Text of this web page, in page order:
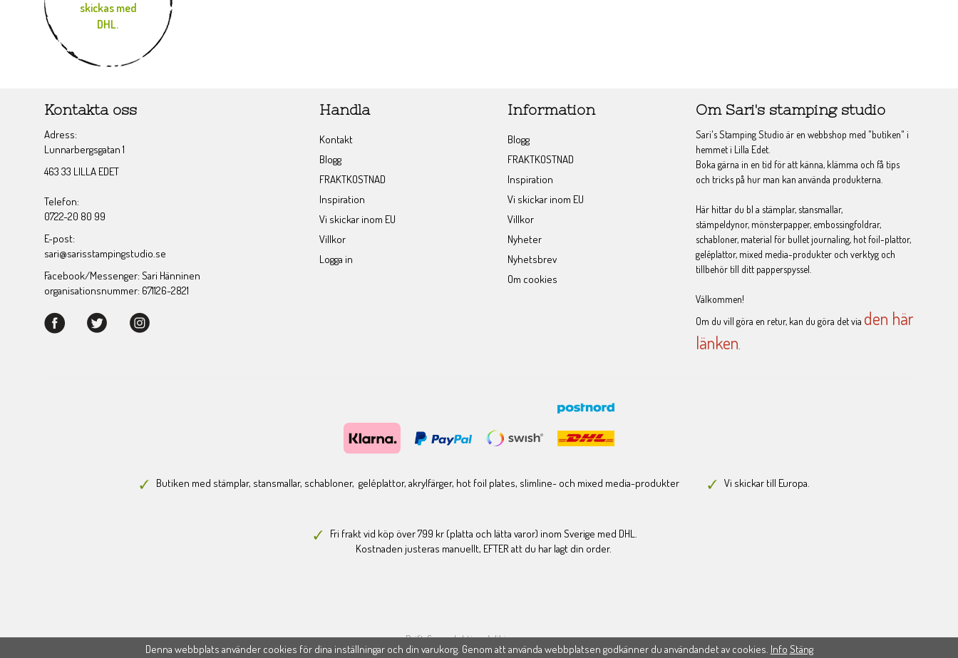
skickas med
DHL.
Kontakta oss
Adress:
Lunnarbergsgatan 1
463 33 LILLA EDET
Telefon:
0722-20 80 99
E-post:
sari@sarisstampingstudio.se
Facebook/Messenger: Sari Hänninen
organisationsnummer: 671126-2821
Handla
Kontakt
Blogg
FRAKTKOSTNAD
Inspiration
Vi skickar inom EU
Villkor
Logga in
Information
Blogg
FRAKTKOSTNAD
Inspiration
Vi skickar inom EU
Villkor
Nyheter
Nyhetsbrev
Om cookies
Om Sari's stamping studio
Sari's Stamping Studio är en webbshop med "butiken" i
hemmet i Lilla Edet.
Boka gärna in en tid för att känna, klämma och få tips
och tricks på hur man kan använda produkterna.
Här hittar du bl a stämplar, stansmallar,
stämpeldynor, mönsterpapper, embossingfoldrar,
schabloner, material för bullet journaling, hot foil-plattor,
geléplattor, mixed media-produkter och verktyg och
tillbehör till ditt papperspyssel.
Välkommen!
Om du vill göra en retur, kan du göra det via den här
länken
Butiken med stämplar, stansmallar, schabloner, geléplattor, akrylfärger, hot foil plates, slimline- och mixed media-produkter Vi skickar till Europa.
Fri frakt vid köp över 799 kr (platta och lätta varor) inom Sverige med DHL.
Kostnaden justeras manuellt, EFTER att du har lagt din order.
Drift & produktion:Wikinggruppen
Denna webbplats använder cookies för dina inställningar och din varukorg. Genom att använda webbplatsen godkänner du användandet av cookies. Info Stäng